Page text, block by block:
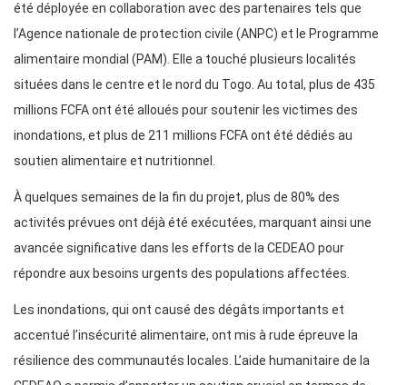
été déployée en collaboration avec des partenaires tels que
l’Agence nationale de protection civile (ANPC) et le Programme
alimentaire mondial (PAM). Elle a touché plusieurs localités
situées dans le centre et le nord du Togo. Au total, plus de 435
millions FCFA ont été alloués pour soutenir les victimes des
inondations, et plus de 211 millions FCFA ont été dédiés au
soutien alimentaire et nutritionnel.
À quelques semaines de la fin du projet, plus de 80% des
activités prévues ont déjà été exécutées, marquant ainsi une
avancée significative dans les efforts de la CEDEAO pour
répondre aux besoins urgents des populations affectées.
Les inondations, qui ont causé des dégâts importants et
accentué l’insécurité alimentaire, ont mis à rude épreuve la
résilience des communautés locales. L’aide humanitaire de la